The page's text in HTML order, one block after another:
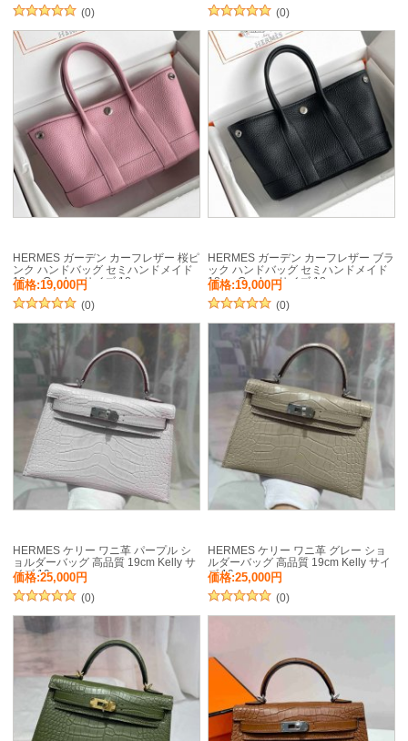
(0) (0)
HERMES ガーデン カーフレザー 桜ピ
ンク ハンドバッグ セミハンドメイド
18cm Garden サイズ:18cm
価格:19,000円
(0)
HERMES ガーデン カーフレザー ブラ
ック ハンドバッグ セミハンドメイド
18cm Garden サイズ:18cm
価格:19,000円
(0)
HERMES ケリー ワニ革 パープル シ
ョルダーバッグ 高品質 19cm Kelly サ
イズ:19cm
価格:25,000円
(0)
HERMES ケリー ワニ革 グレー ショ
ルダーバッグ 高品質 19cm Kelly サイ
ズ:19cm
価格:25,000円
(0)